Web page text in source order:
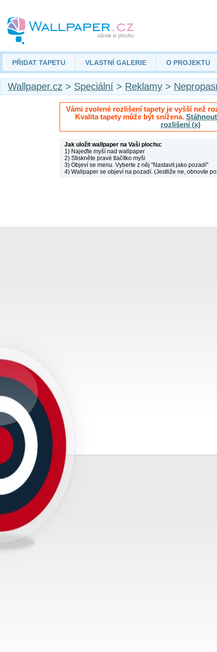
PŘIDAT TAPETU VLASTNÍ GALERIE O PROJEKTU
Wallpaper.cz > Speciální > Reklamy >
Vámi zvolené rozlišení tapety je vyšší než
Kvalita tapety může být snížena.
rozlišení (x)
Jak uložit wallpaper na Vaši plochu:
1) Najeďte myší nad wallpaper
2) Stiskněte pravé tlačítko myši
3) Objeví se menu. Vyberte z něj "Nastavit jako pozadí"
4) Wallpaper se objeví na pozadí. (Jestliže ne, obnovte